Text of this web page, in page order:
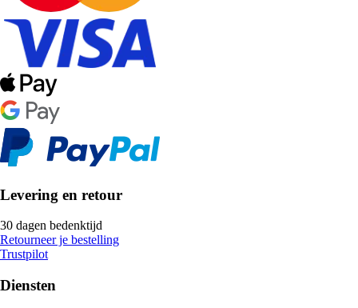
Levering en retour
30 dagen bedenktijd
Retourneer je bestelling
Trustpilot
Diensten